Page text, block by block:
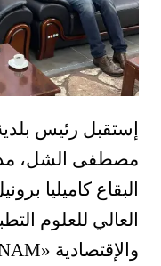
ستقبل رئيس
مصطفى الشل،
البقاع كاميليا
العالي للعلوم
والإقتصادية «CNAM»